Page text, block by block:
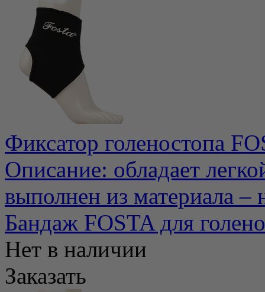
Фиксатор голеностопа
Описание: обладает
выполнен из материала –
Бандаж FOSTA для
Нет в наличии
Заказать